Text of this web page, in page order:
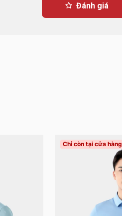
Đánh giá
Chỉ còn tại cửa hàng